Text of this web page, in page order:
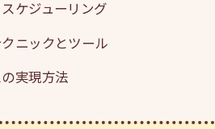
ケジューリング
ニックとツール
実現方法